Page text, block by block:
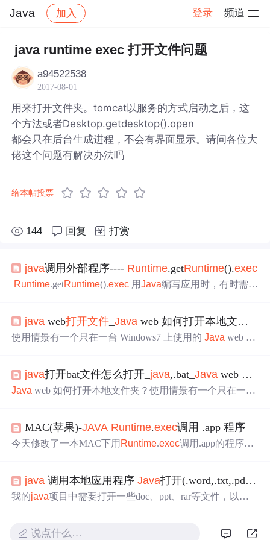
Java 加入 登录 频道
社区 Java 帖子详情
java runtime exec 打开文件问题
a94522538
2017-08-01
用来打开文件夹。tomcat以服务的方式启动之后，这
个方法或者Desktop.getdesktop().open
都会只在后台生成进程，不会有界面显示。请问各位大
佬这个问题有解决办法吗
给本帖投票
144 回复 打赏
java调用外部程序---- Runtime.getRuntime().exec
Runtime.getRuntime().exec 用Java编写应用时，有时需要
法实现。下面是一种比较典型的程序模式： ... Process p
rocess =Runtime.getRuntime().exec( ".//p.exe "); pr...
java web打开文件 _Java web 如何打开本地文件夹？
使用情景有一个只在一台 Windows7 上使用的Java web 项
7、MySQL5，均已配置好环境变量现解决方案1、 这个和
下面 2 的方法一样，Tomcat 只有手动启动Tomcat/bin/startu
java打开bat文件怎么打开_ java,.bat_Java web 如何打开本地文件夹？，
Java web 如何打开本地文件夹？使用情景有一个只在一台
中文。服务器环境Jdk1.7、Tomcat7、MySQL5，均已配置
好环境变量现解决方案1、 这个和下面 2 的方法一样，Tom
MAC(苹果)-JAVA Runtime.exec调用 .app 程序
今天修改了一本MAC下用 Runtime.exec调用.app的程序。
面加上空格及要打开的文件名，但是一直不成功。后来在
苹果的终端下执行了命令 open -a /user/test.app test.sml
java 调用本地应用程序Java打开(.word,.txt,.pdf)文件
我的java项目中需要打开一些doc、ppt、rar等文件，以前
当项目移植到其他不同的机器时，由于应用程序可能安装
说点什么…